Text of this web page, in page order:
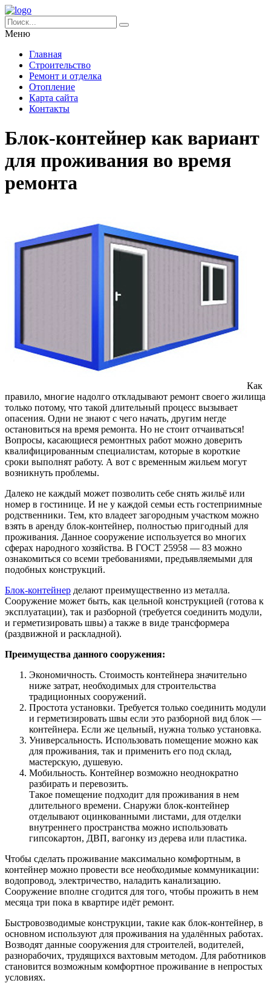
Меню
Главная
Строительство
Ремонт и отделка
Отопление
Карта сайта
Контакты
Блок-контейнер как вариант
для проживания во время
ремонта
Как
правило, многие надолго откладывают ремонт своего жилища
только потому, что такой длительный процесс вызывает
опасения. Одни не знают с чего начать, другим негде
остановиться на время ремонта. Но не стоит отчаиваться!
Вопросы, касающиеся ремонтных работ можно доверить
квалифицированным специалистам, которые в короткие
сроки выполнят работу. А вот с временным жильем могут
возникнуть проблемы.
Далеко не каждый может позволить себе снять жильё или
номер в гостинице. И не у каждой семьи есть гостеприимные
родственники. Тем, кто владеет загородным участком можно
взять в аренду блок-контейнер, полностью пригодный для
проживания. Данное сооружение используется во многих
сферах народного хозяйства. В ГОСТ 25958 — 83 можно
ознакомиться со всеми требованиями, предъявляемыми для
подобных конструкций.
Блок-контейнер делают преимущественно из металла.
Сооружение может быть, как цельной конструкцией (готова к
эксплуатации), так и разборной (требуется соединить модули,
и герметизировать швы) а также в виде трансформера
(раздвижной и раскладной).
Преимущества данного сооружения:
Экономичность. Стоимость контейнера значительно
ниже затрат, необходимых для строительства
традиционных сооружений.
Простота установки. Требуется только соединить модули
и герметизировать швы если это разборной вид блок —
контейнера. Если же цельный, нужна только установка.
Универсальность. Использовать помещение можно как
для проживания, так и применить его под склад,
мастерскую, душевую.
Мобильность. Контейнер возможно неоднократно
разбирать и перевозить.
Такое помещение подходит для проживания в нем
длительного времени. Снаружи блок-контейнер
отделывают оцинкованными листами, для отделки
внутреннего пространства можно использовать
гипсокартон, ДВП, вагонку из дерева или пластика.
Чтобы сделать проживание максимально комфортным, в
контейнер можно провести все необходимые коммуникации:
водопровод, электричество, наладить канализацию.
Сооружение вполне сгодится для того, чтобы прожить в нем
месяца три пока в квартире идёт ремонт.
Быстровозводимые конструкции, такие как блок-контейнер, в
основном используют для проживания на удалённых работах.
Возводят данные сооружения для строителей, водителей,
разнорабочих, трудящихся вахтовым методом. Для работников
становится возможным комфортное проживание в непростых
условиях.